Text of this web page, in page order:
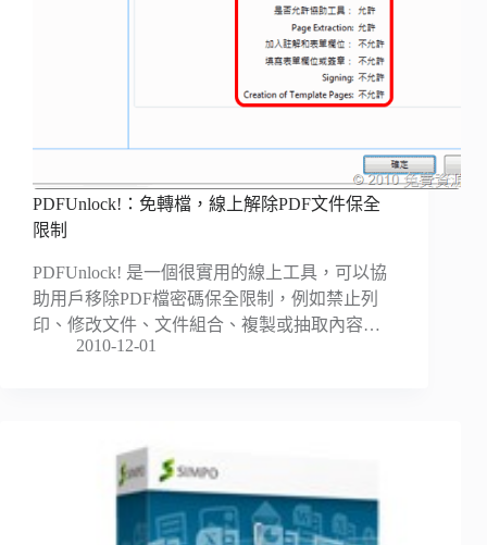
PDFUnlock!：免轉檔，線上解除PDF文件保全
限制
PDFUnlock! 是一個很實用的線上工具，可以協
助用戶移除PDF檔密碼保全限制，例如禁止列
印、修改文件、文件組合、複製或抽取內容…
2010-12-01